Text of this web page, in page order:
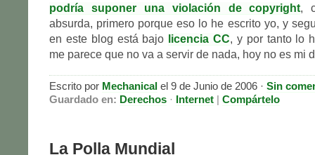
podría suponer una violación de copyright,
absurda, primero porque eso lo he escrito yo, y
en este blog está bajo
licencia CC, y por tanto lo
me parece que no va a servir de nada, hoy no es mi
Escrito por Mechanical el 9 de Junio de 2006 · Sin
Guardado en: Derechos · Internet | Compártelo
La Polla Mundial